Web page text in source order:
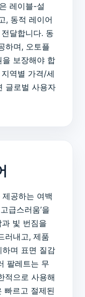
레이블-설
, 동적 레이어
달합니다. 동
하며, 오토플
보장해야 합
역별 가격/세
글로벌 사용자
공하는 여백
급스러움’을
빛 번짐을
러내고, 제품
며 표면 질감
팔레트는 무
적으로 사용해
빠르고 절제된